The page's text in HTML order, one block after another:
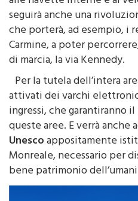
seguirà anche una
che porterà, ad esempio, i
Carmine, a poter
di marcia, la via Kennedy.
Per la tutela dell’intera
attivati dei varchi
ingressi, che garantiranno
queste aree. E verrà
Unescoappositamente
Monreale, necessario per
bene patrimonio